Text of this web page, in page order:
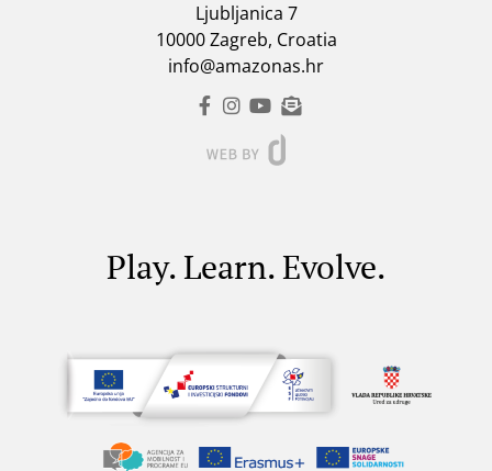
Ljubljanica 7
10000 Zagreb, Croatia
info@amazonas.hr
Play. Learn. Evolve.